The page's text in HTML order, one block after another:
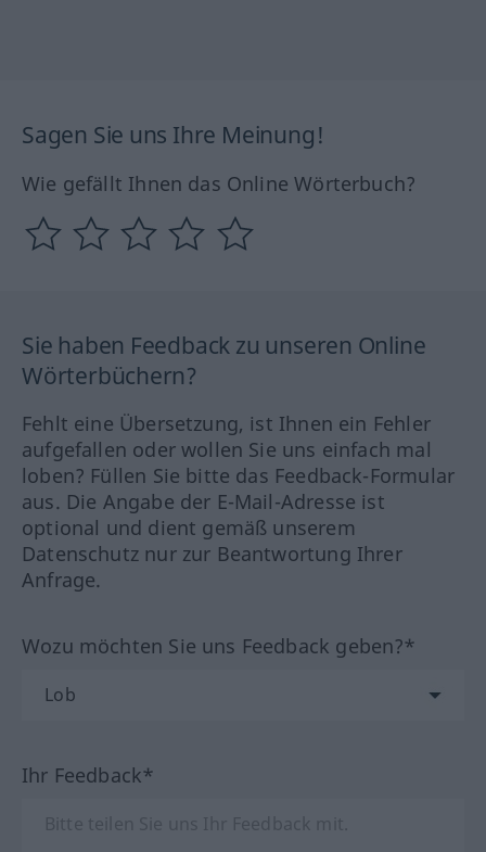
Sagen Sie uns Ihre Meinung!
Wie gefällt Ihnen das Online Wörterbuch?
Sie haben Feedback zu unseren Online
Wörterbüchern?
Fehlt eine Übersetzung, ist Ihnen ein Fehler
aufgefallen oder wollen Sie uns einfach mal
loben? Füllen Sie bitte das Feedback-Formular
aus. Die Angabe der E-Mail-Adresse ist
optional und dient gemäß unserem
Datenschutz nur zur Beantwortung Ihrer
Anfrage.
Wozu möchten Sie uns Feedback geben?*
Ihr Feedback*